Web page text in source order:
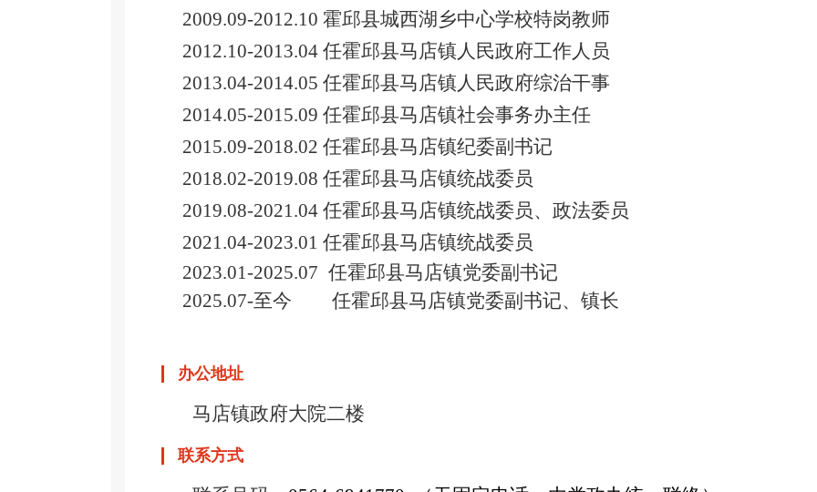
2009.09-2012.10 霍邱县城西湖乡中心学校特岗教师
2012.10-2013.04 任霍邱县马店镇人民政府工作人员
2013.04-2014.05 任霍邱县马店镇人民政府综治干事
2014.05-2015.09 任霍邱县马店镇社会事务办主任
2015.09-2018.02 任霍邱县马店镇纪委副书记
2018.02-2019.08 任霍邱县马店镇统战委员
2019.08-2021.04 任霍邱县马店镇统战委员、政法委员
2021.04-2023.01 任霍邱县马店镇统战委员
2023.01-2025.07 任霍邱县马店镇党委副书记
2025.07-至今 任霍邱县马店镇党委副书记、镇长
办公地址
马店镇政府大院二楼
联系方式